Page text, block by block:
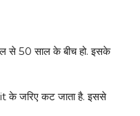
से 50 साल के बीच हो. इसके
के जरिए कट जाता है. इससे